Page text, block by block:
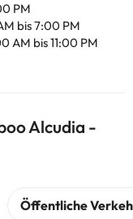
PM
bis 7:00 PM
AM bis 11:00 PM
Alcudia -